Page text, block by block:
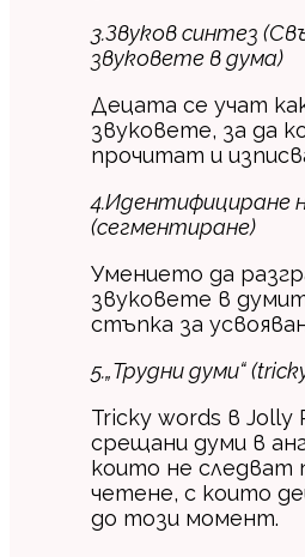
3.Звуков синтез
звуковете в дума)
Децата се учат
звуковете, за да
прочитат и
4.Идентифициране
(сегментиране)
Умението да
звуковете в
стъпка за
5.„Трудни думи“
Tricky words в Jolly
срещани думи в
които не следват
четене, с които
до този момент.